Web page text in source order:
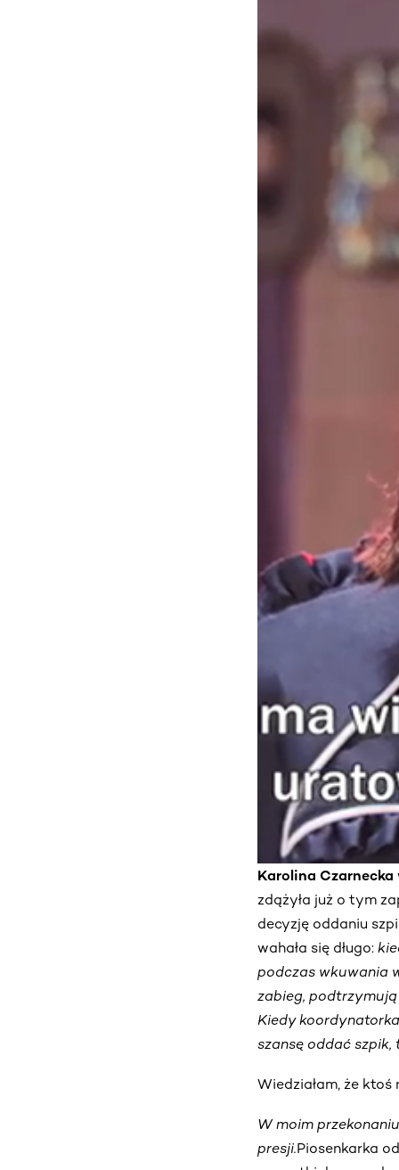
Karolina Czarnecka
zdążyła już o tym
decyzję oddaniu
wahała się długo:
podczas wkuwania
zabieg,
Kiedy
szansę oddać szpik,
Wiedziałam, że ktoś
W moim
presji.Piosenkarka